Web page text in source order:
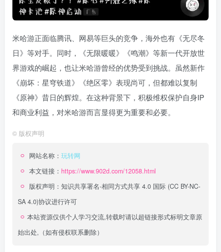
米哈游正面临腾讯、网易等巨头的竞争，海外也有《无尽冬
日》等对手。同时，《无限暖暖》《鸣潮》等新一代开放世
界游戏的崛起，也让米哈游曾经的优势受到挑战。虽然新作
《崩坏：星穹铁道》《绝区零》表现尚可，但都难以复制
《原神》昔日的辉煌。在这种背景下，积极维权保护自身IP
和商业利益，对米哈游而言显得更为重要和必要。
© 版权声明
网站名称： 玩转网
本文链接： https://www.902d.com/12058.html
版权声明： 知识共享署名-相同方式共享 4.0 国际 (CC BY-NC-
SA 4.0)协议进行许可
本站资源仅供个人学习交流,转载时请以超链接形式标明文章原
始出处,（如有侵权联系删除）